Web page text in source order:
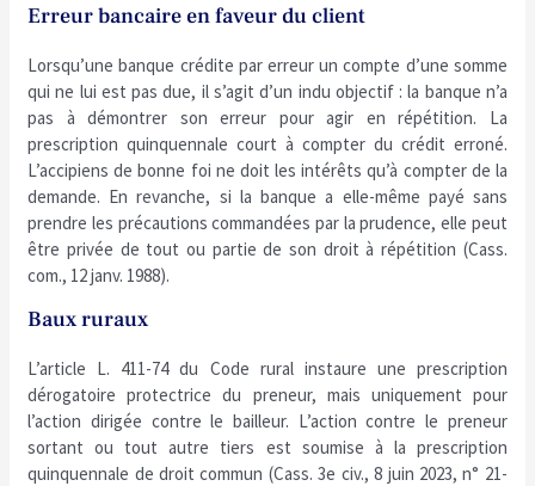
Erreur bancaire en faveur du client
Lorsqu’une banque crédite par erreur un compte d’une somme
qui ne lui est pas due, il s’agit d’un indu objectif : la banque n’a
pas à démontrer son erreur pour agir en répétition. La
prescription quinquennale court à compter du crédit erroné.
L’accipiens de bonne foi ne doit les intérêts qu’à compter de la
demande. En revanche, si la banque a elle-même payé sans
prendre les précautions commandées par la prudence, elle peut
être privée de tout ou partie de son droit à répétition (Cass.
com., 12 janv. 1988).
Baux ruraux
L’article L. 411-74 du Code rural instaure une prescription
dérogatoire protectrice du preneur, mais uniquement pour
l’action dirigée contre le bailleur. L’action contre le preneur
sortant ou tout autre tiers est soumise à la prescription
quinquennale de droit commun (Cass. 3e civ., 8 juin 2023, n° 21-